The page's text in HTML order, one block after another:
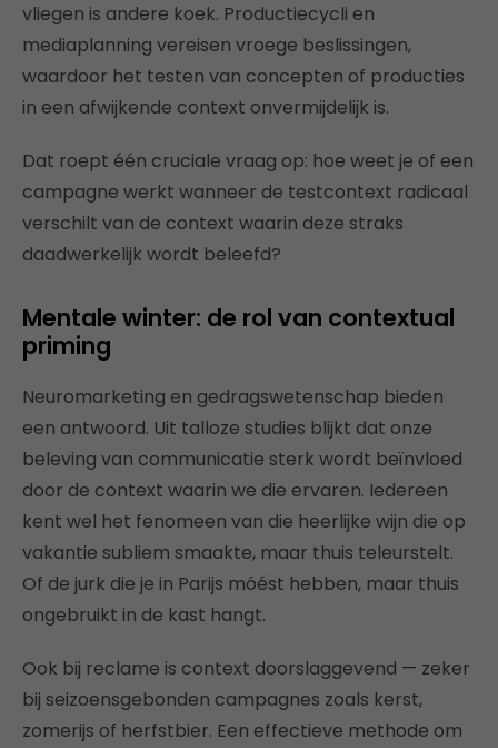
vliegen is andere koek. Productiecycli en
mediaplanning vereisen vroege beslissingen,
waardoor het testen van concepten of producties
in een afwijkende context onvermijdelijk is.
Dat roept één cruciale vraag op: hoe weet je of een
campagne werkt wanneer de testcontext radicaal
verschilt van de context waarin deze straks
daadwerkelijk wordt beleefd?
Mentale winter: de rol van contextual
priming
Neuromarketing en gedragswetenschap bieden
een antwoord. Uit talloze studies blijkt dat onze
beleving van communicatie sterk wordt beïnvloed
door de context waarin we die ervaren. Iedereen
kent wel het fenomeen van die heerlijke wijn die op
vakantie subliem smaakte, maar thuis teleurstelt.
Of de jurk die je in Parijs móést hebben, maar thuis
ongebruikt in de kast hangt.
Ook bij reclame is context doorslaggevend — zeker
bij seizoensgebonden campagnes zoals kerst,
zomerijs of herfstbier. Een effectieve methode om